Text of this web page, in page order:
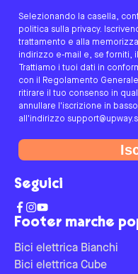
Footer marche
Bici elettrica Bianchi
Bici elettrica Cube
Selezionando la casella,
politica sulla privacy.
trattamento e alla
indirizzo e-mail e, se forniti,
Trattiamo i tuoi dati in
con il Regolamento
ritirare il tuo consenso in
annullare l'iscrizione in
all'indirizzo
Seguici